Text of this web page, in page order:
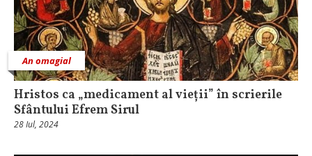
An omagial
Hristos ca „medicament al vieții” în scrierile
Sfântului Efrem Sirul
28 Iul, 2024